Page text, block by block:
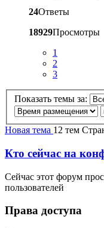
24Ответы
18929Просмотры
1
2
3
Показать темы за:
Новая тема 12 тем
Кто сейчас на
Сейчас этот форум
пользователей
Права доступа